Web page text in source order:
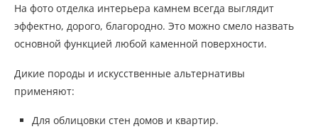
На фото отделка интерьера камнем всегда выглядит
эффектно, дорого, благородно. Это можно смело назвать
основной функцией любой каменной поверхности.
Дикие породы и искусственные альтернативы
применяют:
Для облицовки стен домов и квартир.